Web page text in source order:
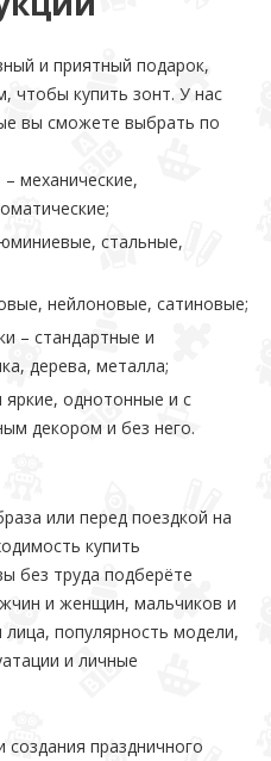
и приятный подарок,
чтобы купить зонт. У нас
вы сможете выбрать по
механические,
стальные,
нейлоновые, сатиновые;
– стандартные и
дерева, металла;
однотонные и с
декором и без него.
или перед поездкой на
купить
без труда подберёте
и женщин, мальчиков и
популярность модели,
и личные
праздничного